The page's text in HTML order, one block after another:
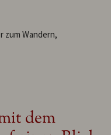
zum Wandern,
dem